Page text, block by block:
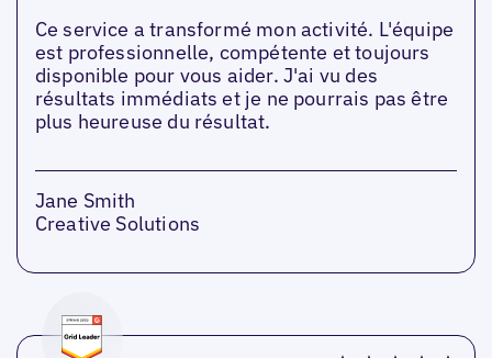
Ce service a transformé mon activité. L'équipe
est professionnelle, compétente et toujours
disponible pour vous aider. J'ai vu des
résultats immédiats et je ne pourrais pas être
plus heureuse du résultat.
Jane Smith
Creative Solutions